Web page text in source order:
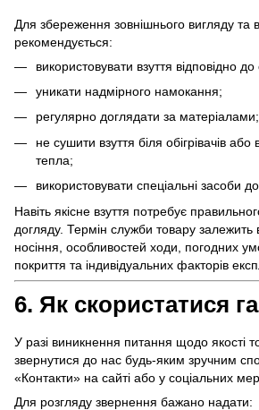
Для збереження зовнішнього вигляду та
рекомендується:
використовувати взуття відповідно до
уникати надмірного намокання;
регулярно доглядати за матеріалами;
не сушити взуття біля обігрівачів
тепла;
використовувати спеціальні засоби
Навіть якісне взуття потребує
догляду. Термін служби товару залежить
носіння, особливостей ходи, погодних
покриття та індивідуальних факторів
6. Як скористатися
У разі виникнення питання щодо якості
звернутися до нас будь-яким зручним
«Контакти» на сайті або у соціальних
Для розгляду звернення бажано надати: